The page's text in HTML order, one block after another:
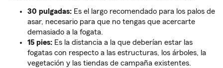
30 pulgadas: Es el largo recomendado para los palos de
asar, necesario para que no tengas que acercarte
demasiado a la fogata.
15 pies: Es la distancia a la que deberían estar las
fogatas con respecto a las estructuras, los árboles, la
vegetación y las tiendas de campaña existentes.